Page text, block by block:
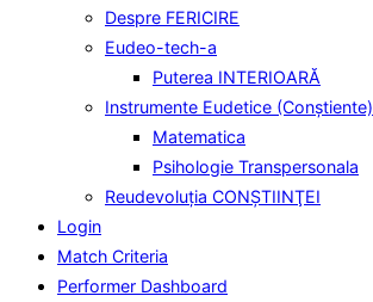
Despre FERICIRE
Eudeo-tech-a
Puterea INTERIOARĂ
Instrumente Eudetice (Conştiente)
Matematica
Psihologie Transpersonala
Reudevoluţia CONŞTIINŢEI
Login
Match Criteria
Performer Dashboard